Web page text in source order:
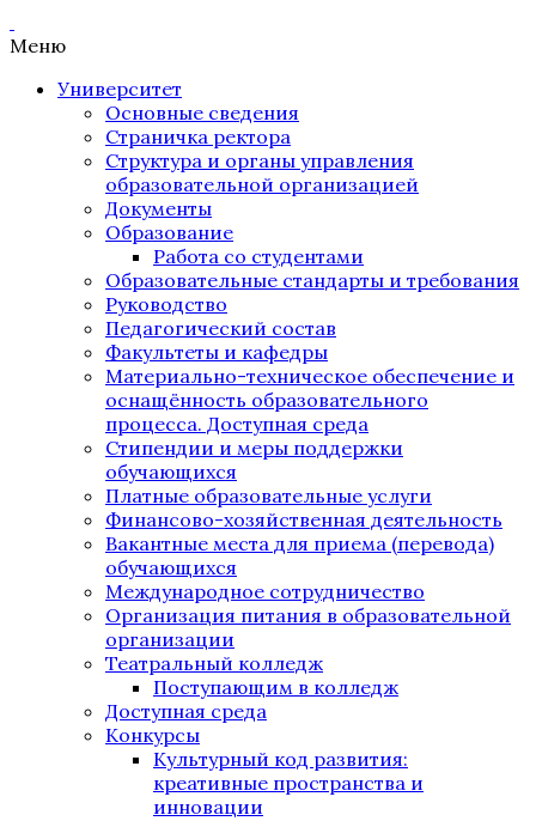
Меню
Университет
Основные сведения
Страничка ректора
Структура и органы управления
образовательной организацией
Документы
Образование
Работа со студентами
Образовательные стандарты и требования
Руководство
Педагогический состав
Факультеты и кафедры
Материально-техническое обеспечение и
оснащённость образовательного
процесса. Доступная среда
Стипендии и меры поддержки
обучающихся
Платные образовательные услуги
Финансово-хозяйственная деятельность
Вакантные места для приема (перевода)
обучающихся
Международное сотрудничество
Организация питания в образовательной
организации
Театральный колледж
Поступающим в колледж
Доступная среда
Конкурсы
Культурный код развития:
креативные пространства и
инновации